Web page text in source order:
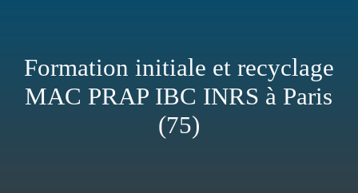
Formation initiale et recyclage
MAC PRAP IBC INRS à Paris
(75)